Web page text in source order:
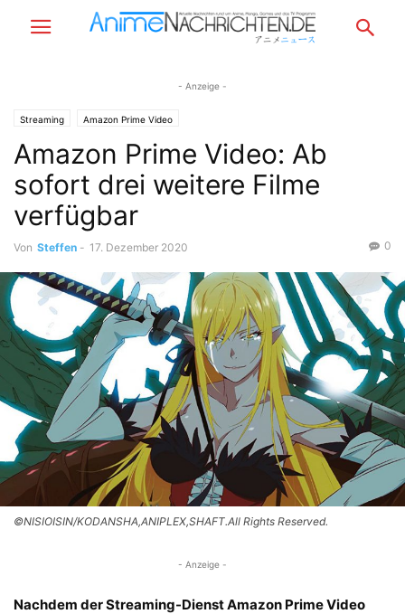
- Anzeige -
Streaming Amazon Prime Video
Amazon Prime Video: Ab
sofort drei weitere Filme
verfügbar
Von Steffen - 17. Dezember 2020 0
©NISIOISIN/KODANSHA,ANIPLEX,SHAFT.All Rights Reserved.
- Anzeige -
Nachdem der Streaming-Dienst Amazon Prime Video